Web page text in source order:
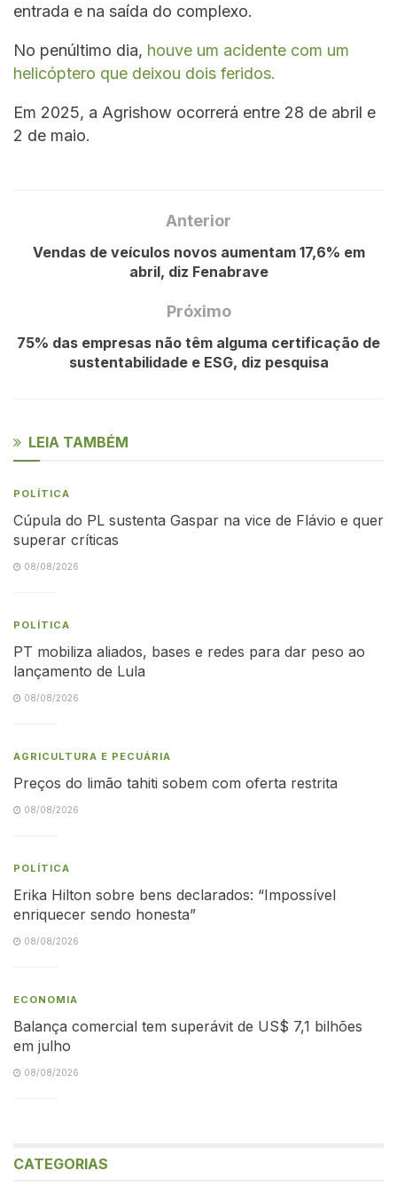
entrada e na saída do complexo.
No penúltimo dia, houve um acidente com um
helicóptero que deixou dois feridos.
Em 2025, a Agrishow ocorrerá entre 28 de abril e
2 de maio.
Anterior
Vendas de veículos novos aumentam 17,6% em
abril, diz Fenabrave
Próximo
75% das empresas não têm alguma certificação de
sustentabilidade e ESG, diz pesquisa
LEIA TAMBÉM
POLÍTICA
Cúpula do PL sustenta Gaspar na vice de Flávio e quer
superar críticas
08/08/2026
POLÍTICA
PT mobiliza aliados, bases e redes para dar peso ao
lançamento de Lula
08/08/2026
AGRICULTURA E PECUÁRIA
Preços do limão tahiti sobem com oferta restrita
08/08/2026
POLÍTICA
Erika Hilton sobre bens declarados: “Impossível
enriquecer sendo honesta”
08/08/2026
ECONOMIA
Balança comercial tem superávit de US$ 7,1 bilhões
em julho
08/08/2026
CATEGORIAS